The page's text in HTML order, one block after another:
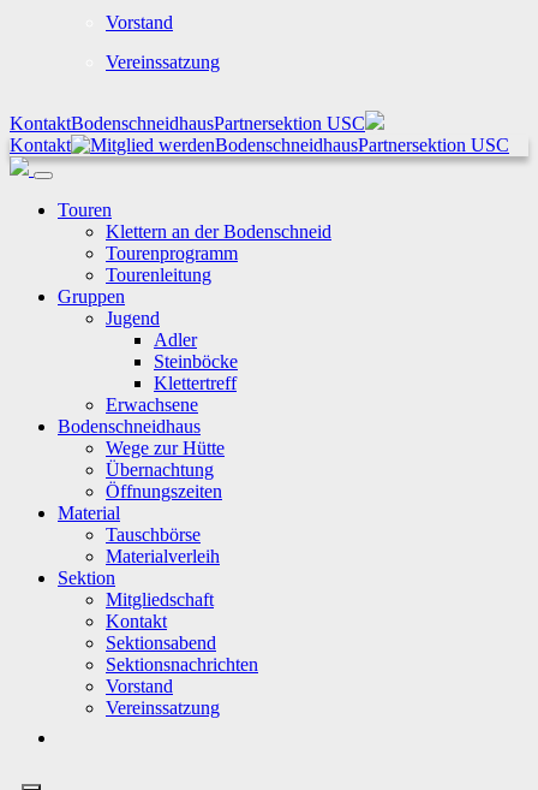
Vorstand
Vereinssatzung
KontaktBodenschneidhausPartnersektion USC
Kontakt
BodenschneidhausPartnersektion USC
Touren
Klettern an der Bodenschneid
Tourenprogramm
Tourenleitung
Gruppen
Jugend
Adler
Steinböcke
Klettertreff
Erwachsene
Bodenschneidhaus
Wege zur Hütte
Übernachtung
Öffnungszeiten
Material
Tauschbörse
Materialverleih
Sektion
Mitgliedschaft
Kontakt
Sektionsabend
Sektionsnachrichten
Vorstand
Vereinssatzung